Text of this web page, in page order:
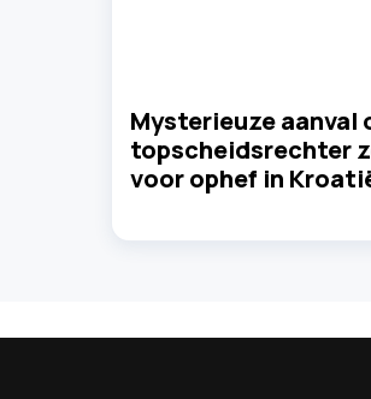
Mysterieuze aanval
topscheidsrechter
voor ophef in